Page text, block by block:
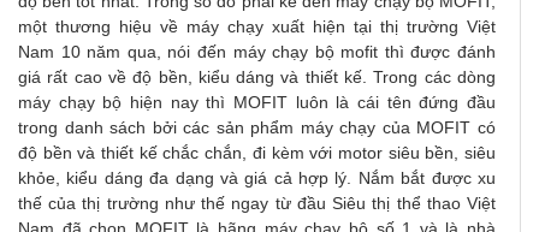
một thương hiệu về máy chạy xuất hiện tại thị trường Việt
Nam 10 năm qua, nói đến máy chạy bộ mofit thì được đánh
giá rất cao về độ bền, kiểu dáng và thiết kế. Trong các dòng
máy chạy bộ hiện nay thì MOFIT luôn là cái tên đứng đầu
trong danh sách bởi các sản phẩm máy chạy của MOFIT có
độ bền và thiết kế chắc chắn, đi kèm với motor siêu bền, siêu
khỏe, kiểu dáng đa dạng và giá cả hợp lý. Nắm bắt được xu
thế của thị trường như thế ngay từ đầu Siêu thị thể thao Việt